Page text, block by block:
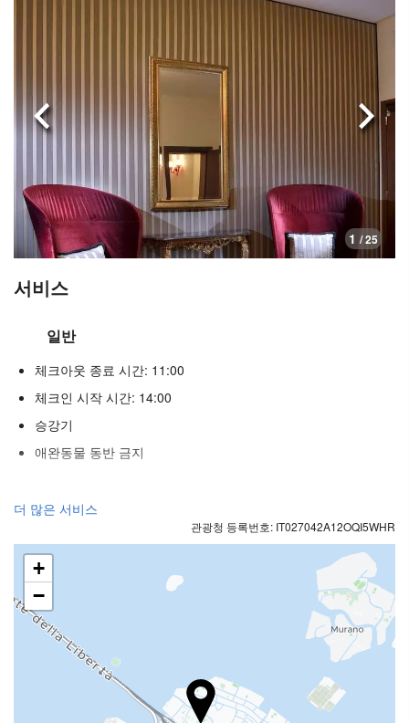
1 / 25
이전으로 다음
서비스
일반
체크아웃 종료 시간: 11:00
체크인 시작 시간: 14:00
승강기
애완동물 동반 금지
푸드 & 베버리지
바
구내 커피숍
리셉션 서비스
24시간 프런트 데스크
더 많은 서비스
관광청 등록번호: IT027042A12OQI5WHR
+
−